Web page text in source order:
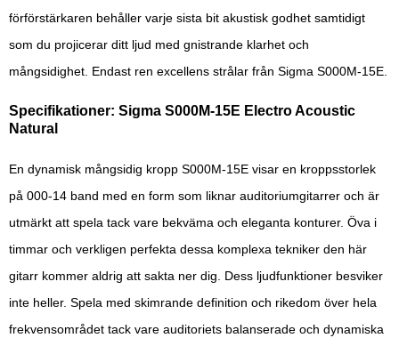
förförstärkaren behåller varje sista bit akustisk godhet samtidigt
som du projicerar ditt ljud med gnistrande klarhet och
mångsidighet. Endast ren excellens strålar från Sigma S000M-15E.
Specifikationer: Sigma S000M-15E Electro Acoustic
Natural
En dynamisk mångsidig kropp S000M-15E visar en kroppsstorlek
på 000-14 band med en form som liknar auditoriumgitarrer och är
utmärkt att spela tack vare bekväma och eleganta konturer. Öva i
timmar och verkligen perfekta dessa komplexa tekniker den här
gitarr kommer aldrig att sakta ner dig. Dess ljudfunktioner besviker
inte heller. Spela med skimrande definition och rikedom över hela
frekvensområdet tack vare auditoriets balanserade och dynamiska